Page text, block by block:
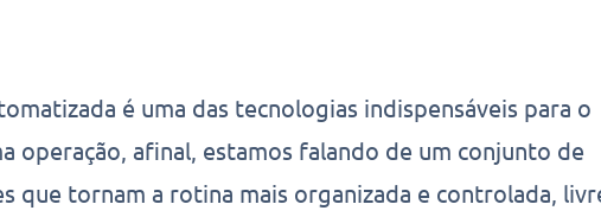
é uma das tecnologias indispensáveis para o
operação, afinal, estamos falando de um conjunto de
que tornam a rotina mais organizada e controlada,